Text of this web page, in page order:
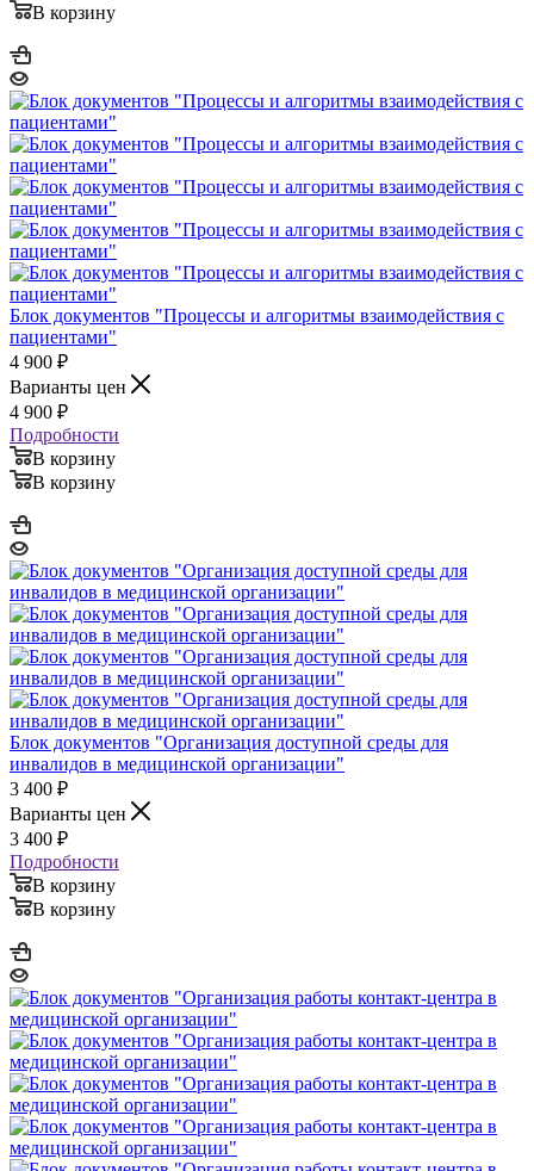
В корзину
Блок документов "Процессы и алгоритмы взаимодействия с
пациентами"
4 900 ₽
Варианты цен
4 900 ₽
Подробности
В корзину
В корзину
Блок документов "Организация доступной среды для
инвалидов в медицинской организации"
3 400 ₽
Варианты цен
3 400 ₽
Подробности
В корзину
В корзину